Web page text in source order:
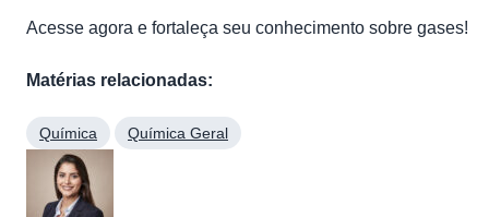
Acesse agora e fortaleça seu conhecimento sobre gases!
Matérias relacionadas:
Química Química Geral